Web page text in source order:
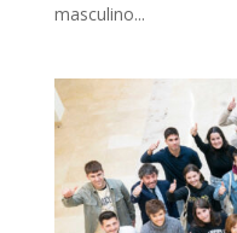
masculino...